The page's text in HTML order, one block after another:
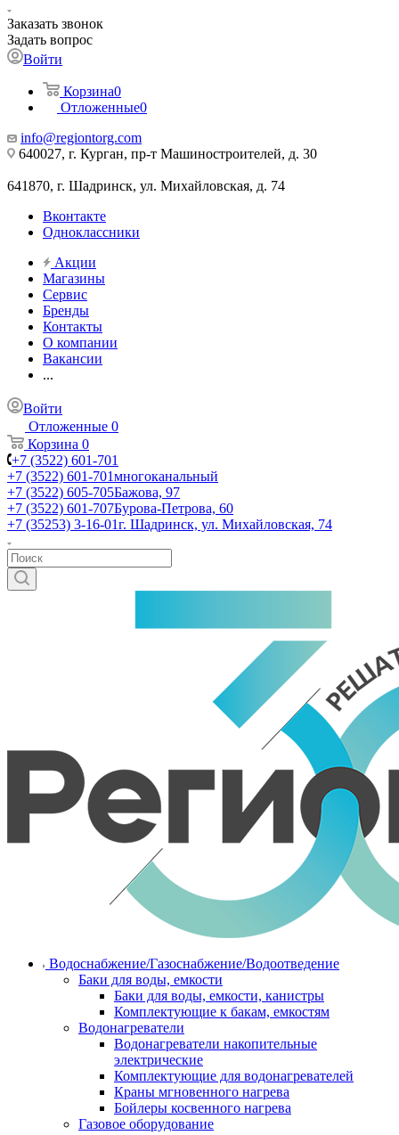
Заказать звонок
Задать вопрос
Войти
Корзина0
Отложенные0
info@regiontorg.com
640027, г. Курган, пр-т Машиностроителей, д. 30
641870, г. Шадринск, ул. Михайловская, д. 74
Вконтакте
Одноклассники
Акции
Магазины
Сервис
Бренды
Контакты
О компании
Вакансии
...
Войти
Отложенные 0
Корзина 0
+7 (3522) 601-701
+7 (3522) 601-701многоканальный
+7 (3522) 605-705Бажова, 97
+7 (3522) 601-707Бурова-Петрова, 60
+7 (35253) 3-16-01г. Шадринск, ул. Михайловская, 74
Водоснабжение/Газоснабжение/Водоотведение
Баки для воды, емкости
Баки для воды, емкости, канистры
Комплектующие к бакам, емкостям
Водонагреватели
Водонагреватели накопительные
электрические
Комплектующие для водонагревателей
Краны мгновенного нагрева
Бойлеры косвенного нагрева
Газовое оборудование